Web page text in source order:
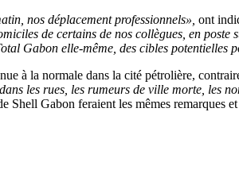
nos déplacement professionnels», ont
de certains de nos collègues, en poste
Gabon elle-même, des cibles potentielles
à la normale dans la cité pétrolière,
les rues, les rumeurs de ville morte, les
Gabon feraient les mêmes remarques